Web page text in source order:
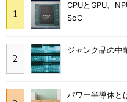
CPUとGPU、
SoC
ジャンク品の中
パワー半導体と